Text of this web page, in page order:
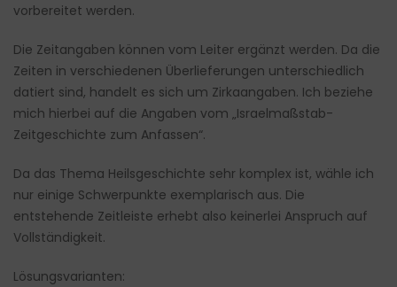
vorbereitet werden.
Die Zeitangaben können vom Leiter ergänzt werden. Da die
Zeiten in verschiedenen Überlieferungen unterschiedlich
datiert sind, handelt es sich um Zirkaangaben. Ich beziehe
mich hierbei auf die Angaben vom „Israelmaßstab-
Zeitgeschichte zum Anfassen“.
Da das Thema Heilsgeschichte sehr komplex ist, wähle ich
nur einige Schwerpunkte exemplarisch aus. Die
entstehende Zeitleiste erhebt also keinerlei Anspruch auf
Vollständigkeit.
Lösungsvarianten: